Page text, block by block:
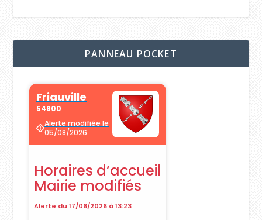
PANNEAU POCKET